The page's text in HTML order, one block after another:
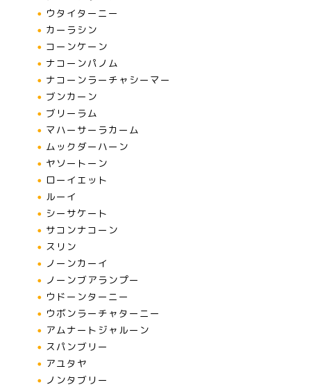
ウタイターニー
カーラシン
コーンケーン
ナコーンパノム
ナコーンラーチャシーマー
ブンカーン
ブリーラム
マハーサーラカーム
ムックダーハーン
ヤソートーン
ローイエット
ルーイ
シーサケート
サコンナコーン
スリン
ノーンカーイ
ノーンブアランプー
ウドーンターニー
ウボンラーチャターニー
アムナートジャルーン
スパンブリー
アユタヤ
ノンタブリー